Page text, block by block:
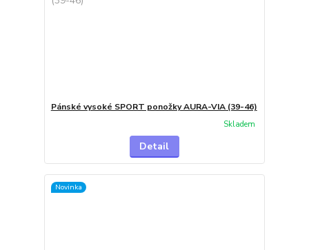
Pánské vysoké SPORT ponožky AURA-VIA (39-46)
Skladem
Detail
Novinka